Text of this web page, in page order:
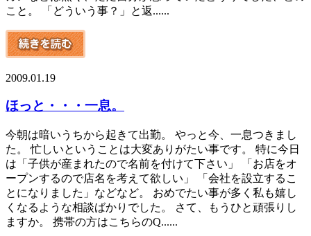
こと。 「どういう事？」と返......
2009.01.19
ほっと・・・一息。
今朝は暗いうちから起きて出勤。 やっと今、一息つきまし
た。 忙しいということは大変ありがたい事です。 特に今日
は「子供が産まれたので名前を付けて下さい」 「お店をオ
ープンするので店名を考えて欲しい」 「会社を設立するこ
とになりました」などなど。 おめでたい事が多く私も嬉し
くなるような相談ばかりでした。 さて、もうひと頑張りし
ますか。 携帯の方はこちらのQ......